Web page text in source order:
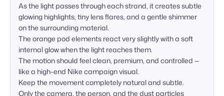
As the light passes through each strand, it creates subtle
glowing highlights, tiny lens flares, and a gentle shimmer
on the surrounding material.
The orange pod elements react very slightly with a soft
internal glow when the light reaches them.
The motion should feel clean, premium, and controlled —
like a high-end Nike campaign visual.
Keep the movement completely natural and subtle.
Only the camera, the person, and the dust particles